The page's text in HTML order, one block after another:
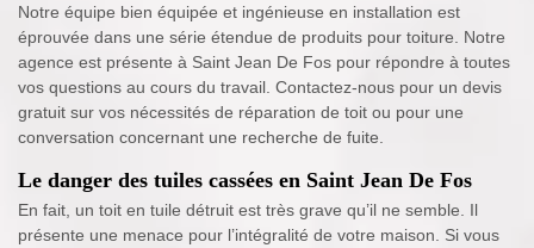
Notre équipe bien équipée et ingénieuse en installation est
éprouvée dans une série étendue de produits pour toiture. Notre
agence est présente à Saint Jean De Fos pour répondre à toutes
vos questions au cours du travail. Contactez-nous pour un devis
gratuit sur vos nécessités de réparation de toit ou pour une
conversation concernant une recherche de fuite.
Le danger des tuiles cassées en Saint Jean De Fos
En fait, un toit en tuile détruit est très grave qu’il ne semble. Il
présente une menace pour l’intégralité de votre maison. Si vous